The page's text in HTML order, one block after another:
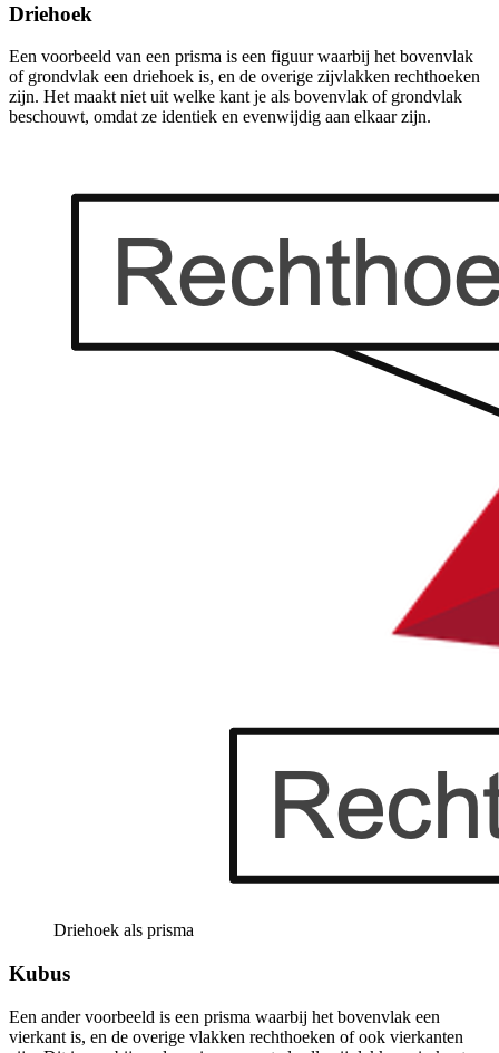
Driehoek
Een voorbeeld van een prisma is een figuur waarbij het bovenvlak
of grondvlak een driehoek is, en de overige zijvlakken rechthoeken
zijn. Het maakt niet uit welke kant je als bovenvlak of grondvlak
beschouwt, omdat ze identiek en evenwijdig aan elkaar zijn.
Driehoek als prisma
Kubus
Een ander voorbeeld is een prisma waarbij het bovenvlak een
vierkant is, en de overige vlakken rechthoeken of ook vierkanten